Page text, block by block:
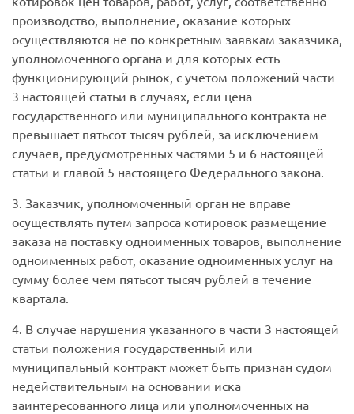
производство, выполнение, оказание которых
осуществляются не по конкретным заявкам заказчика,
уполномоченного органа и для которых есть
функционирующий рынок, с учетом положений части
3 настоящей статьи в случаях, если цена
государственного или муниципального контракта не
превышает пятьсот тысяч рублей, за исключением
случаев, предусмотренных частями 5 и 6 настоящей
статьи и главой 5 настоящего Федерального закона.
3. Заказчик, уполномоченный орган не вправе
осуществлять путем запроса котировок размещение
заказа на поставку одноименных товаров, выполнение
одноименных работ, оказание одноименных услуг на
сумму более чем пятьсот тысяч рублей в течение
квартала.
4. В случае нарушения указанного в части 3 настоящей
статьи положения государственный или
муниципальный контракт может быть признан судом
недействительным на основании иска
заинтересованного лица или уполномоченных на